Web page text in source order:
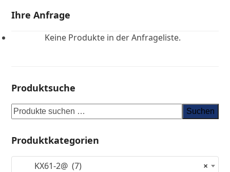
Ihre Anfrage
Keine Produkte in der Anfrageliste.
Produktsuche
Suchen
Produktkategorien
×
KX61-2@ (7)